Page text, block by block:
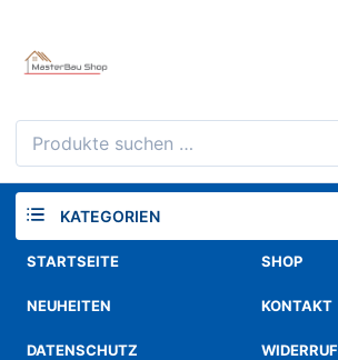
content
Suchen
nach:
KATEGORIEN
STARTSEITE SHOP
NEUHEITEN KONTAKT
DATENSCHUTZ WIDERRUF